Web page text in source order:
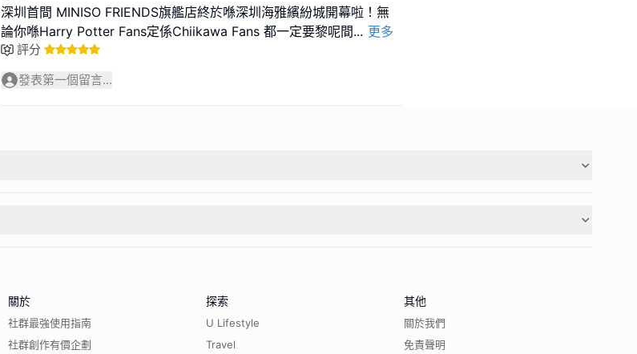
深圳首間 MINISO FRIENDS旗艦店終於喺深圳海雅繽紛城開幕啦！無
論你喺Harry Potter Fans定係Chiikawa Fans 都一定要黎呢間... 更多
評分
發表第一個留言...
關於
社群最強使用指南
社群創作有價企劃
探索
U Lifestyle
Travel
其他
關於我們
免責聲明